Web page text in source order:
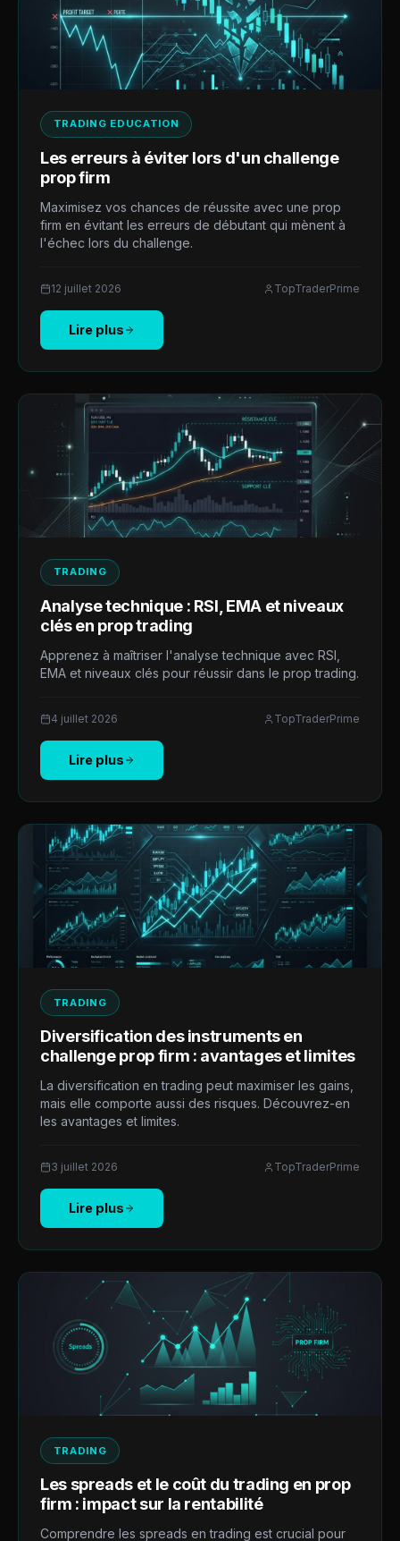
TRADING EDUCATION
Les erreurs à éviter lors d'un challenge
prop firm
Maximisez vos chances de réussite avec une prop
firm en évitant les erreurs de débutant qui mènent à
l'échec lors du challenge.
12 juillet 2026 TopTraderPrime
Lire plus
TRADING
Analyse technique : RSI, EMA et niveaux
clés en prop trading
Apprenez à maîtriser l'analyse technique avec RSI,
EMA et niveaux clés pour réussir dans le prop trading.
4 juillet 2026 TopTraderPrime
Lire plus
TRADING
Diversification des instruments en
challenge prop firm : avantages et limites
La diversification en trading peut maximiser les gains,
mais elle comporte aussi des risques. Découvrez-en
les avantages et limites.
3 juillet 2026 TopTraderPrime
Lire plus
TRADING
Les spreads et le coût du trading en prop
firm : impact sur la rentabilité
Comprendre les spreads en trading est crucial pour